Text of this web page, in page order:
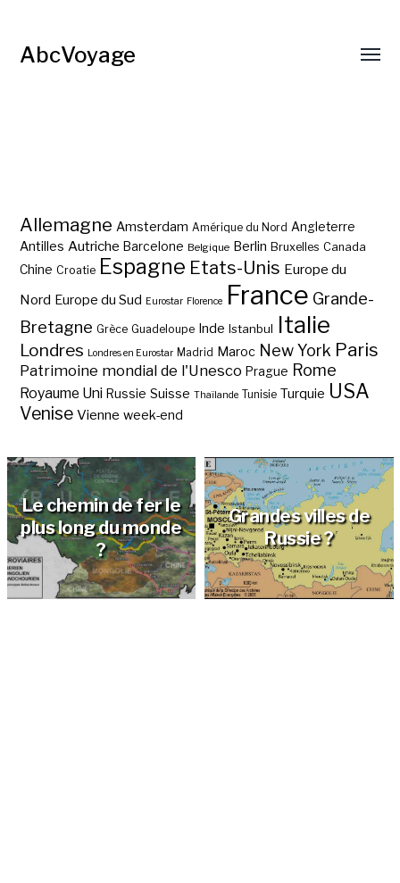
AbcVoyage
Allemagne Amsterdam Amérique du Nord Angleterre
Antilles Autriche Barcelone Belgique Berlin Bruxelles Canada
Chine Croatie Espagne Etats-Unis Europe du
Nord Europe du Sud Eurostar Florence France Grande-
Bretagne Grèce Guadeloupe Inde Istanbul Italie
Londres Londres en Eurostar Madrid Maroc New York Paris
Patrimoine mondial de l'Unesco Prague Rome
Royaume Uni Russie Suisse Thaïlande Tunisie Turquie USA
Venise Vienne week-end
Le chemin de fer le
plus long du monde
?
Grandes villes de
Russie ?